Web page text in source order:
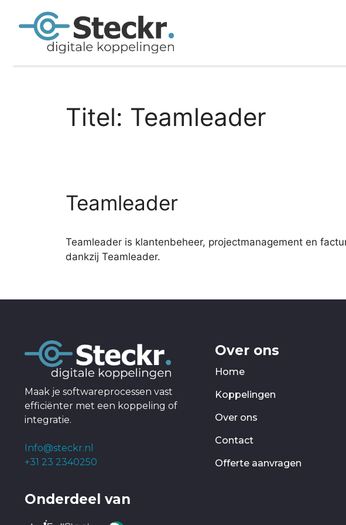
Titel: Teamleader
Teamleader
Teamleader is klantenbeheer, projectmanagement en
dankzij Teamleader.
Maak je softwareprocessen vast
efficiënter met een koppeling of
integratie.
Info@steckr.nl
+31 23 2340250
Onderdeel van
Over ons
Home
Koppelingen
Over ons
Contact
Offerte aanvragen